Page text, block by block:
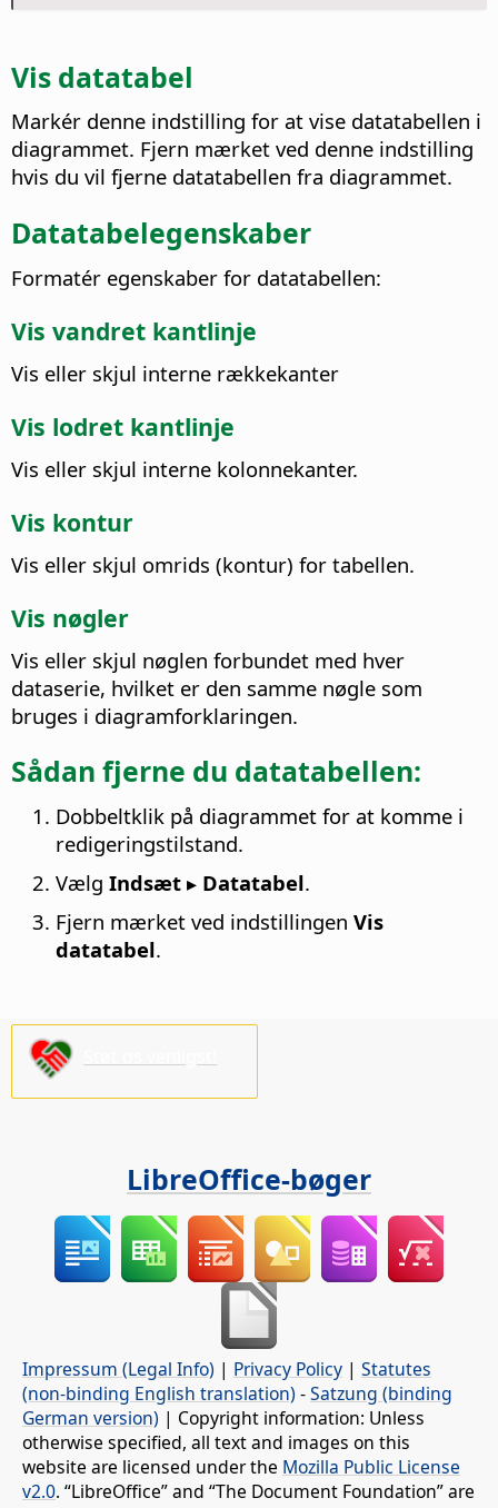
Vis datatabel
Markér denne indstilling for at vise datatabellen i
diagrammet. Fjern mærket ved denne indstilling
hvis du vil fjerne datatabellen fra diagrammet.
Datatabelegenskaber
Formatér egenskaber for datatabellen:
Vis vandret kantlinje
Vis eller skjul interne rækkekanter
Vis lodret kantlinje
Vis eller skjul interne kolonnekanter.
Vis kontur
Vis eller skjul omrids (kontur) for tabellen.
Vis nøgler
Vis eller skjul nøglen forbundet med hver
dataserie, hvilket er den samme nøgle som
bruges i diagramforklaringen.
Sådan fjerne du datatabellen:
Dobbeltklik på diagrammet for at komme i
redigeringstilstand.
Vælg Indsæt ▸ Datatabel.
Fjern mærket ved indstillingen Vis
datatabel.
LibreOffice-bøger
Impressum (Legal Info) | Privacy Policy | Statutes
(non-binding English translation) -Satzung (binding
German version) | Copyright information: Unless
otherwise specified, all text and images on this
website are licensed under the Mozilla Public License
v2.0. “LibreOffice” and “The Document Foundation” are